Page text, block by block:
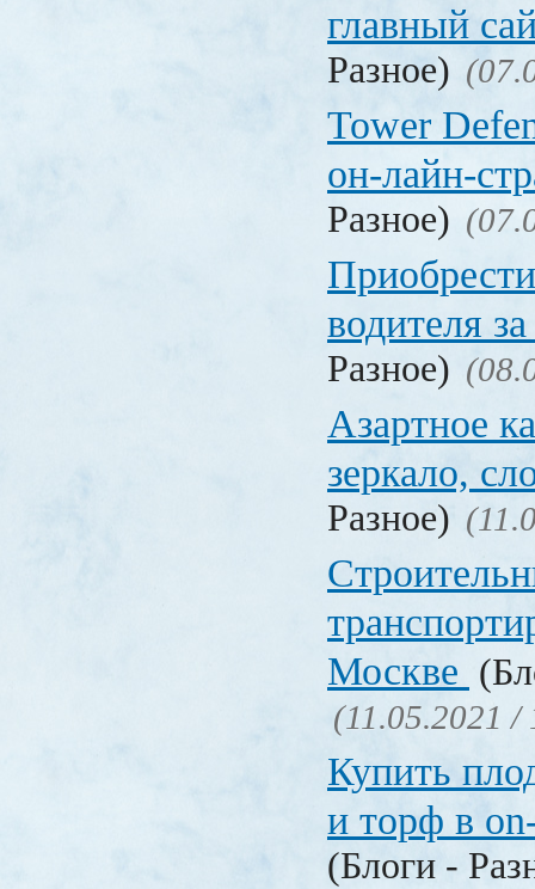
главный
Разное)
Tower
он-лайн-
Разное)
водителя
Разное)
Азартное
зеркало,
Разное)
Москве
(11.05.2021 /
Купить
и торф в
(Блоги -